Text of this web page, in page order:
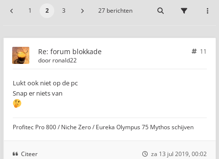
1 2 3 27 berichten
Re: forum blokkade
11
door ronald22
Lukt ook niet op de pc
Snap er niets van
Profitec Pro 800 / Niche Zero / Eureka Olympus 75 Mythos schijven
Citeer za 13 jul 2019, 00:02